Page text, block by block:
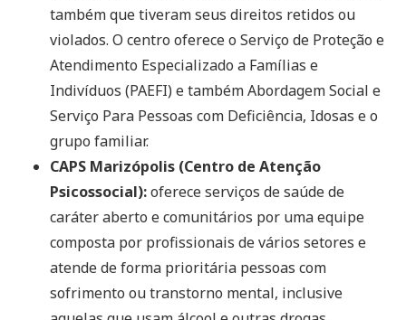
também que tiveram seus direitos retidos ou
violados. O centro oferece o Serviço de Proteção e
Atendimento Especializado a Famílias e
Indivíduos (PAEFI) e também Abordagem Social e
Serviço Para Pessoas com Deficiência, Idosas e o
grupo familiar.
CAPS Marizópolis (Centro de Atenção
Psicossocial):oferece serviços de saúde de
caráter aberto e comunitários por uma equipe
composta por profissionais de vários setores e
atende de forma prioritária pessoas com
sofrimento ou transtorno mental, inclusive